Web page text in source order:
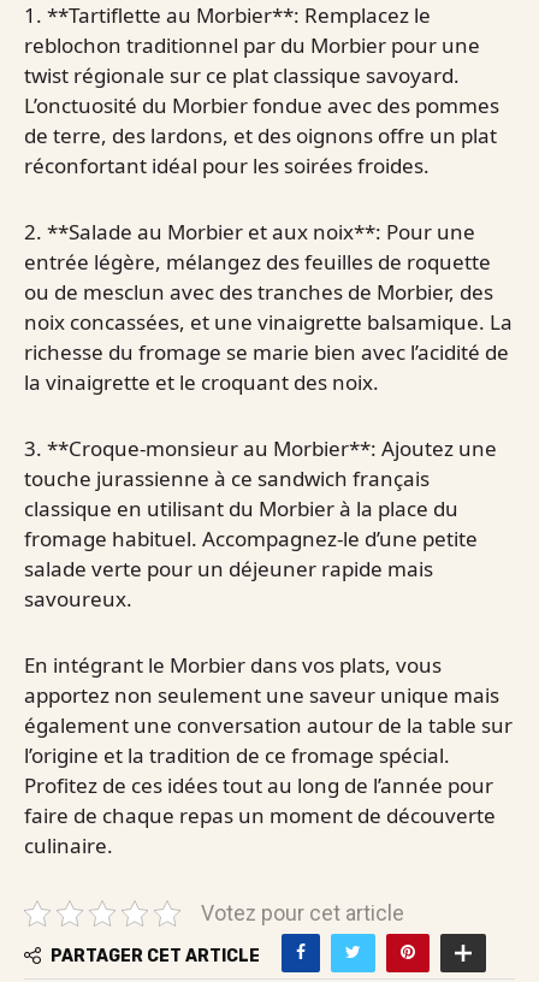
1. **Tartiflette au Morbier**: Remplacez le
reblochon traditionnel par du Morbier pour une
twist régionale sur ce plat classique savoyard.
L’onctuosité du Morbier fondue avec des pommes
de terre, des lardons, et des oignons offre un plat
réconfortant idéal pour les soirées froides.
2. **Salade au Morbier et aux noix**: Pour une
entrée légère, mélangez des feuilles de roquette
ou de mesclun avec des tranches de Morbier, des
noix concassées, et une vinaigrette balsamique. La
richesse du fromage se marie bien avec l’acidité de
la vinaigrette et le croquant des noix.
3. **Croque-monsieur au Morbier**: Ajoutez une
touche jurassienne à ce sandwich français
classique en utilisant du Morbier à la place du
fromage habituel. Accompagnez-le d’une petite
salade verte pour un déjeuner rapide mais
savoureux.
En intégrant le Morbier dans vos plats, vous
apportez non seulement une saveur unique mais
également une conversation autour de la table sur
l’origine et la tradition de ce fromage spécial.
Profitez de ces idées tout au long de l’année pour
faire de chaque repas un moment de découverte
culinaire.
Votez pour cet article
PARTAGER CET ARTICLE